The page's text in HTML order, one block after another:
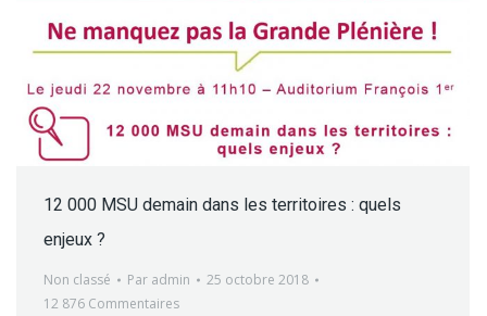
12 000 MSU demain dans les territoires : quels
enjeux ?
Non classé Par admin
25 octobre 2018
12 876 Commentaires